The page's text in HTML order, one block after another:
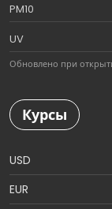
PM10
UV
Обновлено при
Курсы
USD
EUR